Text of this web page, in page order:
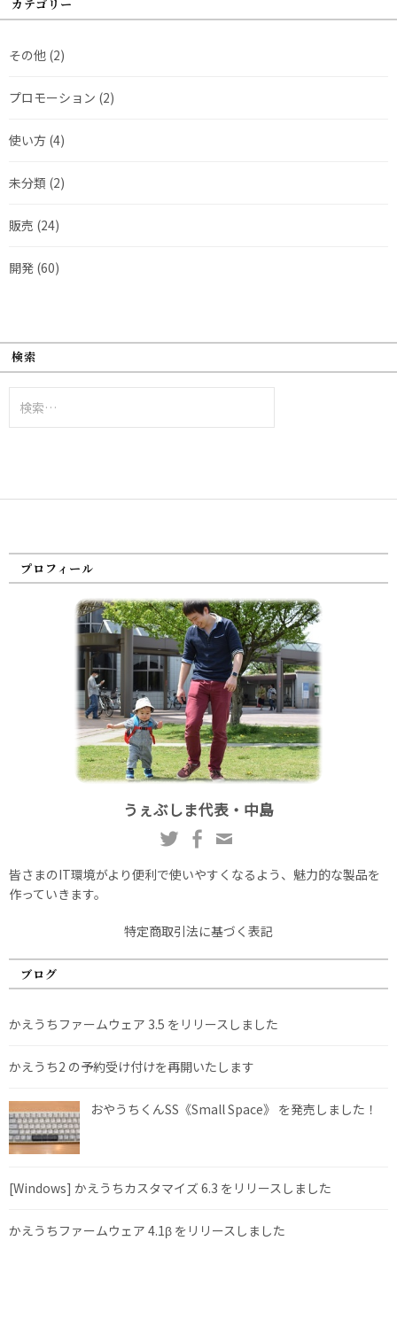
カテゴリー
その他 (2)
プロモーション (2)
使い方 (4)
未分類 (2)
販売 (24)
開発 (60)
検索
索:
プロフィール
うぇぶしま代表・中島
皆さまのIT環境がより便利で使いやすくなるよう、魅力的な製品を
作っていきます。
特定商取引法に基づく表記
ブログ
かえうちファームウェア 3.5 をリリースしました
かえうち2 の予約受け付けを再開いたします
おやうちくんSS《Small Space》 を発売しました！
[Windows] かえうちカスタマイズ 6.3 をリリースしました
かえうちファームウェア 4.1β をリリースしました